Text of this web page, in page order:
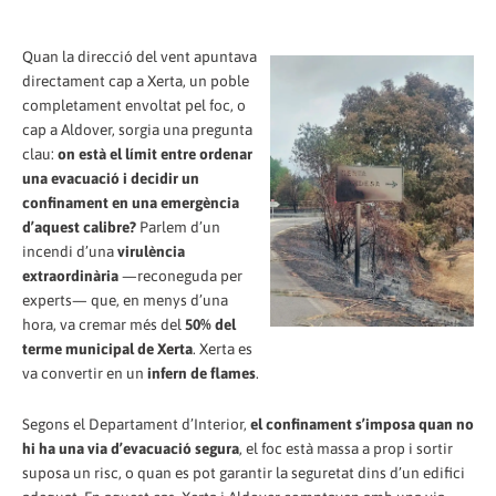
Quan la direcció del vent apuntava
directament cap a Xerta, un poble
completament envoltat pel foc, o
cap a Aldover, sorgia una pregunta
clau: on està el límit entre ordenar
una evacuació i decidir un
confinament en una emergència
d’aquest calibre? Parlem d’un
incendi d’unavirulència
extraordinària—reconeguda per
experts— que, en menys d’una
hora, va cremar més del 50% del
terme municipal de Xerta. Xerta es
va convertir en un infern de flames.
Segons el Departament d’Interior, el confinament s’imposa quan no
hi ha una via d’evacuació segura, el foc està massa a prop i sortir
suposa un risc, o quan es pot garantir la seguretat dins d’un edifici